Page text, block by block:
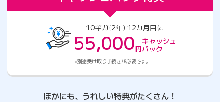
10ギガ(2年) 12カ月目に
55,000円
キャッシュ
バック
別途受け取り手続きが必要です。
ほかにも、うれしい特典がたくさん！